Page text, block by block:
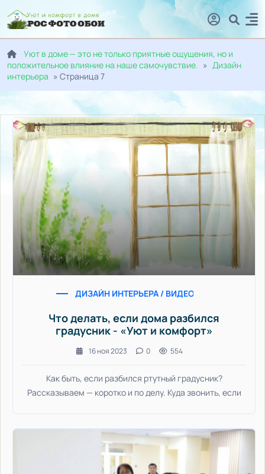
Уют в доме — это не только приятные ощущения, но и
положительное влияние на наше самочувствие. » Дизайн
интерьера » Страница 7
ДИЗАЙН ИНТЕРЬЕРА / ВИДЕО НОВОСТИ /
Что делать, если дома разбился
градусник - «Уют и комфорт»
16 ноя 2023 0 554
Как быть, если разбился ртутный градусник?
Рассказываем — коротко и по делу. Куда звонить, если